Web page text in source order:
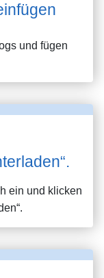
und fügen
ein und klicken